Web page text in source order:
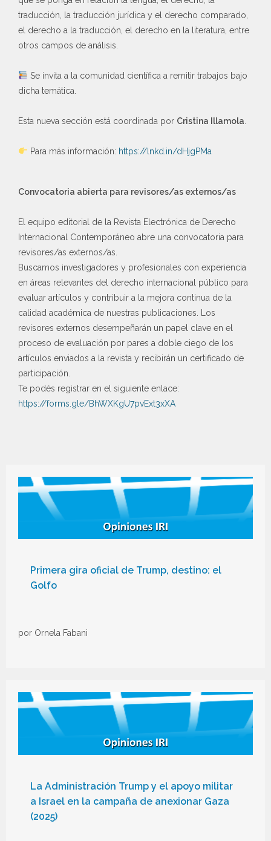
traducción, la traducción jurídica y el derecho comparado,
el derecho a la traducción, el derecho en la literatura, entre
otros campos de análisis.
Se invita a la comunidad científica a remitir trabajos bajo
dicha temática.
Esta nueva sección está coordinada por Cristina Illamola
Para más información: https://lnkd.in/dHjgPMa
Convocatoria abierta para revisores/as externos/as
El equipo editorial de la Revista Electrónica de Derecho
Internacional Contemporáneo abre una convocatoria para
revisores/as externos/as.
Buscamos investigadores y profesionales con experiencia
en áreas relevantes del derecho internacional público para
evaluar artículos y contribuir a la mejora continua de la
calidad académica de nuestras publicaciones. Los
revisores externos desempeñarán un papel clave en el
proceso de evaluación por pares a doble ciego de los
artículos enviados a la revista y recibirán un certificado de
participación.
Te podés registrar en el siguiente enlace:
https://forms.gle/BhWXKgU7pvExt3xXA
Primera gira oficial de Trump, destino: el
Golfo
por Ornela Fabani
La Administración Trump y el apoyo militar
a Israel en la campaña de anexionar Gaza
(2025)